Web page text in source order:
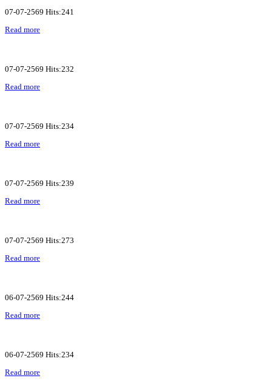
07-07-2569 Hits:241
Read more
07-07-2569 Hits:232
Read more
07-07-2569 Hits:234
Read more
07-07-2569 Hits:239
Read more
07-07-2569 Hits:273
Read more
06-07-2569 Hits:244
Read more
06-07-2569 Hits:234
Read more